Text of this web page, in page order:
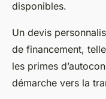
disponibles.
Un devis
de financement,
les primes
démarche vers la